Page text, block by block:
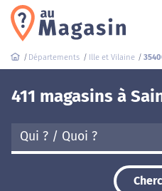
Départements Ille et Vilaine
411 magasins à